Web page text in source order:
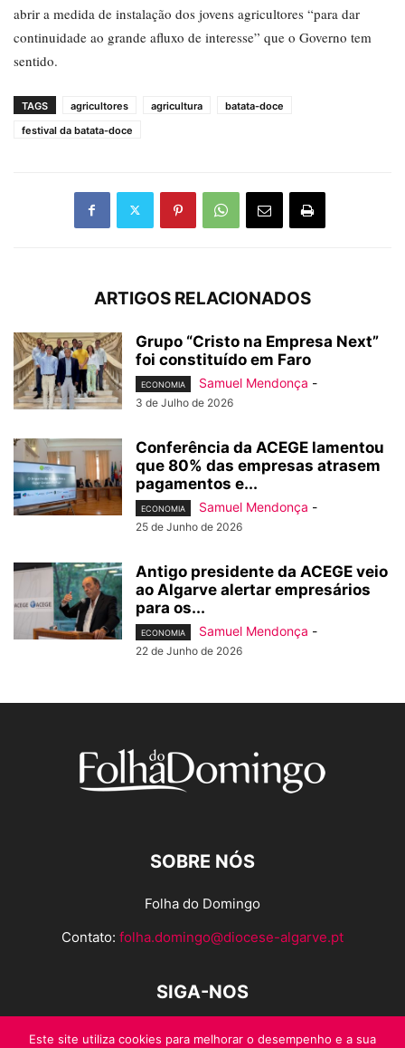
abrir a medida de instalação dos jovens agricultores “para dar
continuidade ao grande afluxo de interesse” que o Governo tem
sentido.
TAGS agricultores agricultura
batata-doce
festival da batata-doce
ARTIGOS RELACIONADOS
Grupo “Cristo na Empresa Next”
foi constituído em Faro
ECONOMIA Samuel Mendonça -
3 de Julho de 2026
Conferência da ACEGE lamentou
que 80% das empresas atrasem
pagamentos e...
ECONOMIA Samuel Mendonça -
25 de Junho de 2026
Antigo presidente da ACEGE veio
ao Algarve alertar empresários
para os...
ECONOMIA Samuel Mendonça -
22 de Junho de 2026
SOBRE NÓS
Folha do Domingo
Contato: folha.domingo@diocese-algarve.pt
SIGA-NOS
Este site utiliza cookies para melhorar o desempenho e a sua